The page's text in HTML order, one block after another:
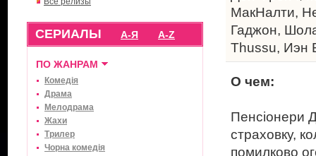
СЕРИАЛЫ A-Z
А-Я
ПО ЖАНРАМ
Комедія
Драма
Мелодрама
Жахи
Трилер
Чорна комедія
МакНалти,
Гаджон,
Thussu, Иэн
О чем:
Пенсіонери
страховку,
помилково